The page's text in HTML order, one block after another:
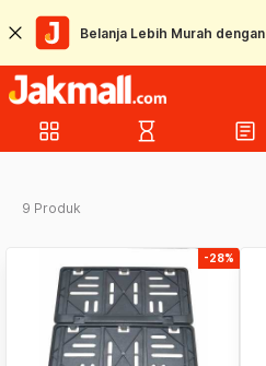
Belanja Lebih Murah dengan
grid_view hourglass_empty article
9 Produk
-28%